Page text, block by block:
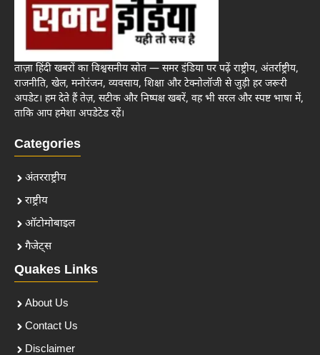
ताज़ा हिंदी खबरों का विश्वसनीय स्रोत — समर इंडिया पर पढ़ें राष्ट्रीय, अंतर्राष्ट्रीय,
राजनीति, खेल, मनोरंजन, व्यवसाय, शिक्षा और टेक्नोलॉजी से जुड़ी हर जरूरी
अपडेट। हम देते हैं तेज़, सटीक और निष्पक्ष खबरें, वह भी सरल और स्पष्ट भाषा में,
ताकि आप हमेशा अपडेटेड रहें।
Categories
अंतरराष्ट्रीय
राष्ट्रीय
ऑटोमोबाइल
गैजेट्स
Quakes Links
About Us
Contact Us
Disclaimer